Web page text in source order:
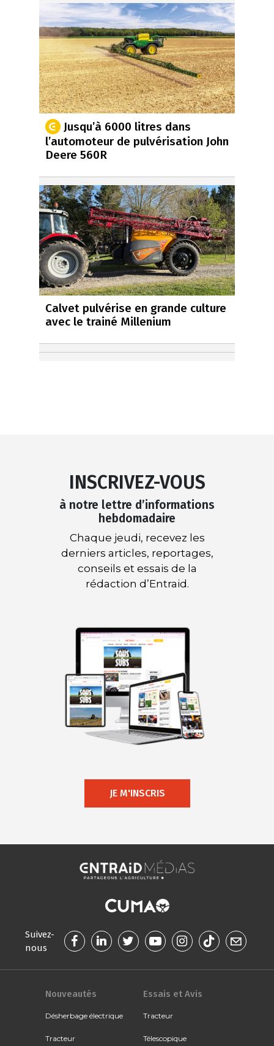
Jusqu’à 6000 litres dans
l’automoteur de pulvérisation John
Deere 560R
Calvet pulvérise en grande culture
avec le trainé Millenium
INSCRIVEZ-VOUS
à notre lettre d’informations
hebdomadaire
Chaque jeudi, recevez les
derniers articles, reportages,
conseils et essais de la
rédaction d’Entraid.
JE M'INSCRIS
Suivez-
nous
Nouveautés
Désherbage électrique
Tracteur
Essais et Avis
Tracteur
Télescopique